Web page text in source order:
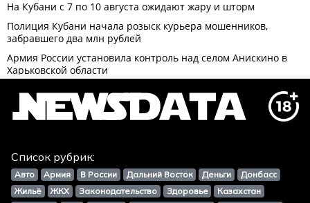
Список рубрик:
Авто Армия В России Дальний Восток Деньги
Донбасс
Жильё
ЖКХ Законодательство Здоровье
Казахстан